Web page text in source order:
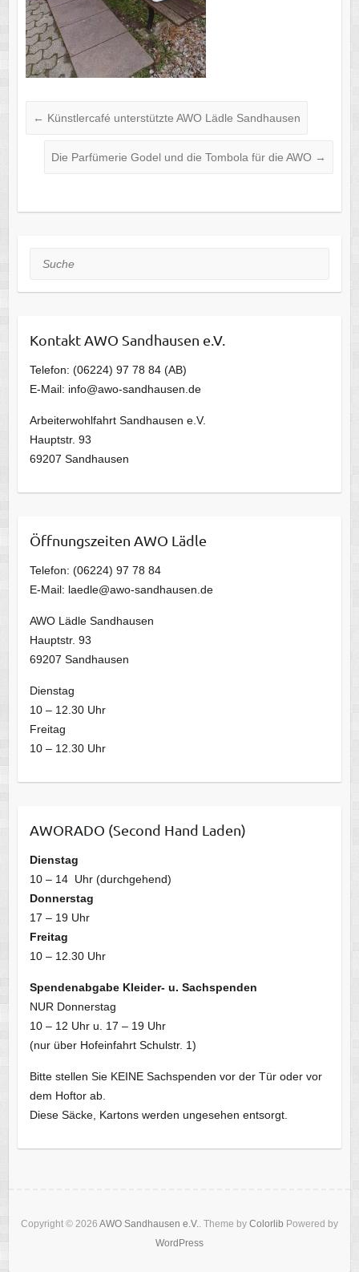
← Künstlercafé unterstützte AWO Lädle Sandhausen
Die Parfümerie Godel und die Tombola für die AWO →
Suche
Kontakt AWO Sandhausen e.V.
Telefon: (06224) 97 78 84 (AB)
E-Mail: info@awo-sandhausen.de
Arbeiterwohlfahrt Sandhausen e.V.
Hauptstr. 93
69207 Sandhausen
Öffnungszeiten AWO Lädle
Telefon: (06224) 97 78 84
E-Mail: laedle@awo-sandhausen.de
AWO Lädle Sandhausen
Hauptstr. 93
69207 Sandhausen
Dienstag
10 – 12.30 Uhr
Freitag
10 – 12.30 Uhr
AWORADO (Second Hand Laden)
Dienstag
10 – 14 Uhr (durchgehend)
Donnerstag
17 – 19 Uhr
Freitag
10 – 12.30 Uhr
Spendenabgabe Kleider- u. Sachspenden
NUR Donnerstag
10 – 12 Uhr u. 17 – 19 Uhr
(nur über Hofeinfahrt Schulstr. 1)
Bitte stellen Sie KEINE Sachspenden vor der Tür oder vor
dem Hoftor ab.
Diese Säcke, Kartons werden ungesehen entsorgt.
Copyright © 2026 AWO Sandhausen e.V.. Theme by Colorlib Powered by
WordPress